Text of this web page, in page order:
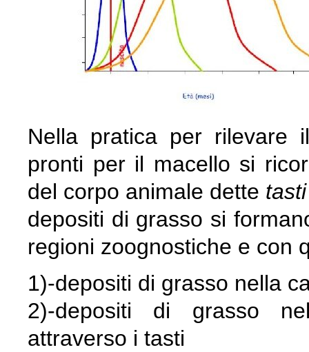
Nella pratica per rilevare
pronti per il macello si
del corpo animale dette tasti
depositi di grasso si
regioni zoognostiche e con
1)-depositi di grasso nella
2)-depositi di grasso
attraverso i tasti